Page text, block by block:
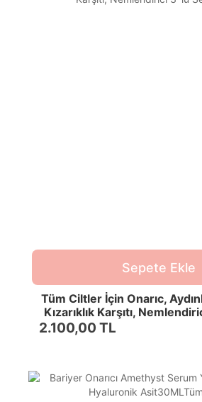
Sepete Ekle
Tüm Ciltler İçin Onarıc,
Kızarıklık Karşıtı,
2.100,00 TL